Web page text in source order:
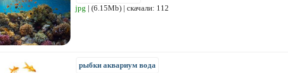
jpg | (6.15Mb) | скачали: 112
рыбки аквариум вода